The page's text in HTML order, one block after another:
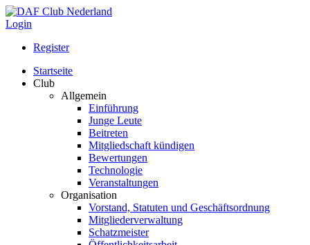
Login
Register
Startseite
Club
Allgemein
Einführung
Junge Leute
Beitreten
Mitgliedschaft kündigen
Bewertungen
Technologie
Veranstaltungen
Organisation
Vorstand, Statuten und Geschäftsordnung
Mitgliederverwaltung
Schatzmeister